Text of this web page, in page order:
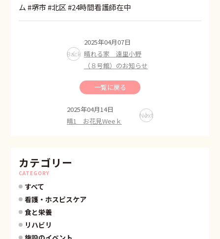
ム #堺市 #北区 #24時間看護師在中
Back
2025年04月07日
晴れる家 遠里小野
（８号館）のお知らせ
一覧に戻る
2025年04月14日
晴1 お花見Weeｋ
Next
カテゴリー
CATEGORY
すべて
看護・ホスピスケア
食と栄養
リハビリ